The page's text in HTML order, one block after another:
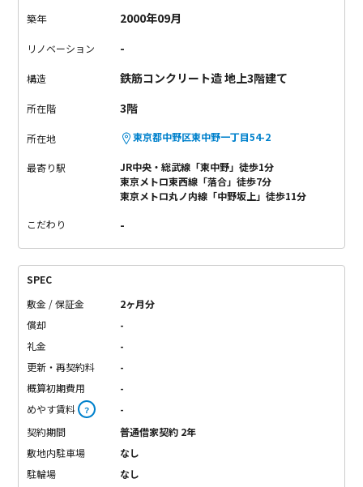
築年 2000年09月
リノベーション -
構造 鉄筋コンクリート造 地上3階建て
所在階 3階
所在地 東京都中野区東中野一丁目54-2
最寄り駅
JR中央・総武線「東中野」徒歩1分
東京メトロ東西線「落合」徒歩7分
東京メトロ丸ノ内線「中野坂上」徒歩11分
こだわり -
SPEC
敷金 / 保証金
2ヶ月分
償却
-
礼金
-
更新・再契約料
-
概算初期費用
-
めやす賃料 ？
-
契約期間
普通借家契約 2年
敷地内駐車場
なし
駐輪場
なし